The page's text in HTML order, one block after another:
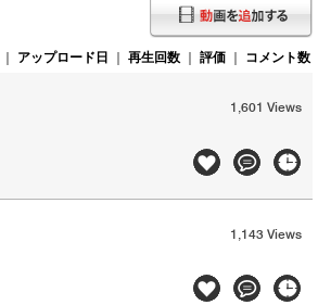
｜ アップロード日 ｜ 再生回数 ｜ 評価 ｜ コメント数
1,601 Views
1,143 Views